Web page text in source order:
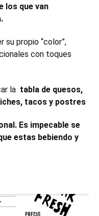
los que van
propio “color”,
con toques
la tabla de quesos,
tacos y postres
Es impecable se
estas bebiendo y